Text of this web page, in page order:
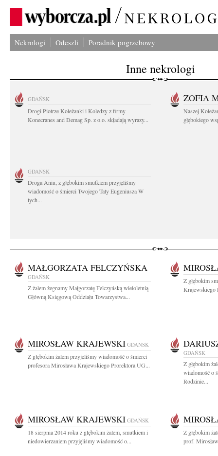
Nekrologi Odeszli Poradnik pogrzebowy
Inne nekrologi
GDAŃSK
Drogi Piotrze Koleżanki i Koledzy z firmy
Konecranes and Demag Sp. z o.o. składają wyrazy...
ZOFIA
Naszej
głębokiego
GDAŃSK
Droga Aniu, z głębokim smutkiem przyjęliśmy
wiadomość o śmierci Twojego Taty Eugeniusza W
tych...
MAŁGORZATA FELCZYŃSKA
GDAŃSK
Z żalem żegnamy Małgorzatę Felczyńską wieloletnią
Główną Księgową Oddziału Towarzystwa...
Z głębokim
Krajewskiego
MIROSŁAW KRAJEWSKI GDAŃSK
Z głębokim żalem przyjęliśmy wiadomość o śmierci
profesora Mirosława Krajewskiego Prorektora UG...
GDAŃSK
Z głębokim
wiadomość o
Rodzinie...
MIROSŁAW KRAJEWSKI GDAŃSK
18 sierpnia 2014 roku z głębokim żalem, smutkiem i
niedowierzaniem przyjęliśmy wiadomość o...
Z głębokim
prof.